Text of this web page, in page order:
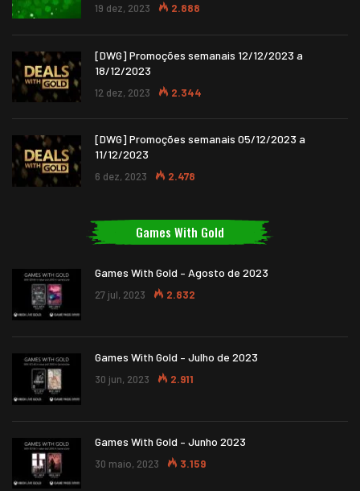
19 dez, 2023 2.888
[DWG] Promoções semanais 12/12/2023 a
18/12/2023
12 dez, 2023 2.344
[DWG] Promoções semanais 05/12/2023 a
11/12/2023
6 dez, 2023 2.478
Games With Gold
Games With Gold – Agosto de 2023
27 jul, 2023 2.832
Games With Gold – Julho de 2023
30 jun, 2023 2.911
Games With Gold – Junho 2023
30 maio, 2023 3.159